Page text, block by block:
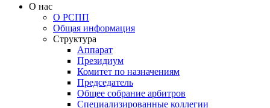
О нас
О РСПП
Общая информация
Структура
Аппарат
Президиум
Комитет по назначениям
Председатель
Общее собрание арбитров
Специализированные коллегии